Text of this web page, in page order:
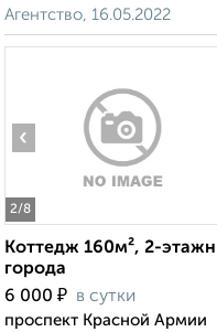
Агентство, 16.05.2022
2/8
‹
Коттедж 160м², 2-
города
6 000 ₽ в сутки
проспект Красной Армии